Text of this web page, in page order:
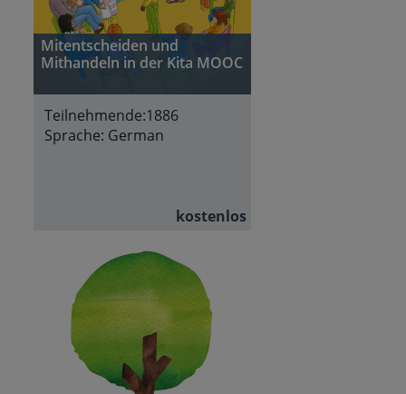
Mitentscheiden und
Mithandeln in der Kita MOOC
Teilnehmende:1886
Sprache: German
kostenlos